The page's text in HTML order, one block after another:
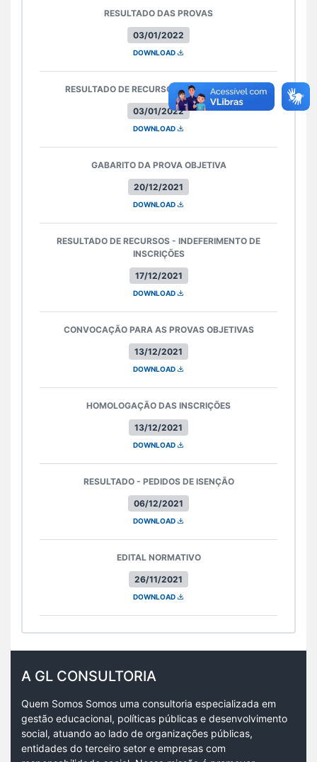
03/01/2022
RESULTADO DAS PROVAS
DOWNLOAD
03/01/2022
RESULTADO DE RECURSOS - GABARITO PVO
DOWNLOAD
20/12/2021
GABARITO DA PROVA OBJETIVA
DOWNLOAD
17/12/2021
RESULTADO DE RECURSOS - INDEFERIMENTO DE
INSCRIÇÕES
DOWNLOAD
13/12/2021
CONVOCAÇÃO PARA AS PROVAS OBJETIVAS
DOWNLOAD
13/12/2021
HOMOLOGAÇÃO DAS INSCRIÇÕES
DOWNLOAD
06/12/2021
RESULTADO - PEDIDOS DE ISENÇÃO
DOWNLOAD
26/11/2021
EDITAL NORMATIVO
DOWNLOAD
A GL CONSULTORIA
Quem Somos Somos uma consultoria especializada em
gestão educacional, políticas públicas e desenvolvimento
social, atuando ao lado de organizações públicas,
entidades do terceiro setor e empresas com